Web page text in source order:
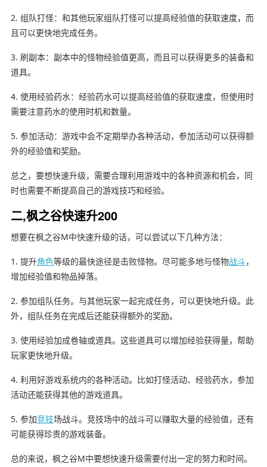
2. 组队打怪：和其他玩家组队打怪可以提高经验值的获取速度，而
且可以更快地完成任务。
3. 刷副本：副本中的怪物经验值更高，而且可以获得更多的装备和
道具。
4. 使用经验药水：经验药水可以提高经验值的获取速度，但使用时
需要注意药水的使用时机和数量。
5. 参加活动：游戏中会不定期举办各种活动，参加活动可以获得额
外的经验值和奖励。
总之，要想快速升级，需要合理利用游戏中的各种资源和机会，同
时也需要不断提高自己的游戏技巧和经验。
二,枫之谷快速升200
想要在枫之谷M中快速升级的话，可以尝试以下几种方法：
1. 提升角色等级的最快途径是击败怪物。尽可能多地与怪物战斗，
增加经验值和物品掉落。
2. 参加组队任务。与其他玩家一起完成任务，可以更快地升级。此
外，组队任务在完成后还能获得额外的奖励。
3. 使用经验加成卷轴或道具。这些道具可以增加经验获得量，帮助
玩家更快地升级。
4. 利用好游戏系统内的各种活动。比如打怪活动、经验药水，参加
活动还能获得其他的游戏道具。
5. 参加竞技场战斗。竞技场中的战斗可以赚取大量的经验值，还有
可能获得珍贵的游戏装备。
总的来说，枫之谷M中要想快速升级需要付出一定的努力和时间。